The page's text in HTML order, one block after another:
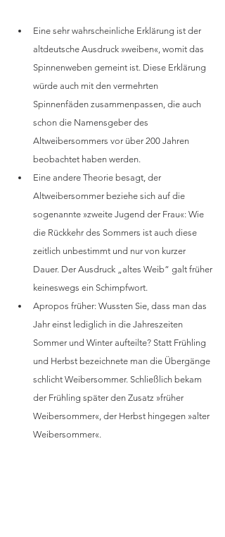
Eine sehr wahrscheinliche Erklärung ist der
altdeutsche Ausdruck »weiben«, womit das
Spinnenweben gemeint ist. Diese Erklärung
würde auch mit den vermehrten
Spinnenfäden zusammenpassen, die auch
schon die Namensgeber des
Altweibersommers vor über 200 Jahren
beobachtet haben werden.
Eine andere Theorie besagt, der
Altweibersommer beziehe sich auf die
sogenannte »zweite Jugend der Frau«: Wie
die Rückkehr des Sommers ist auch diese
zeitlich unbestimmt und nur von kurzer
Dauer. Der Ausdruck „altes Weib“ galt früher
keineswegs ein Schimpfwort.
Apropos früher: Wussten Sie, dass man das
Jahr einst lediglich in die Jahreszeiten
Sommer und Winter aufteilte? Statt Frühling
und Herbst bezeichnete man die Übergänge
schlicht Weibersommer. Schließlich bekam
der Frühling später den Zusatz »früher
Weibersommer«, der Herbst hingegen »alter
Weibersommer«.